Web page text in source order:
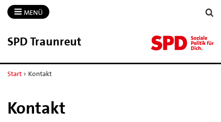
MENÜ
SPD Traunreut
Start › Kontakt
Kontakt